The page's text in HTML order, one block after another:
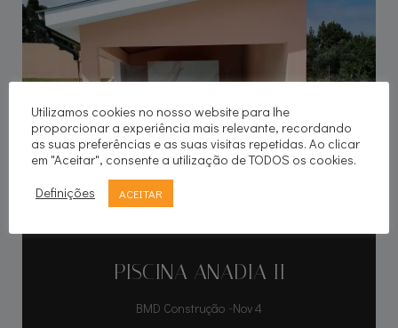
PISCINA ANADIA II
BMD Construção -Nov 4
Utilizamos cookies no nosso website para lhe
proporcionar a experiência mais relevante, recordando
as suas preferências e as suas visitas repetidas. Ao clicar
em "Aceitar", consente a utilização de TODOS os cookies.
Definições
ACEITAR